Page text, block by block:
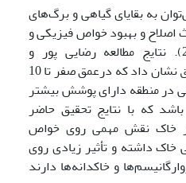
به بقایای گیاهی و برگ‌های
اصلاح و بهبود خواص فیزیکی و
بیولوژیکی خاک می‌شود (21). نتایج مطالعه رضایی پور و
همکاران (4) بر روی گیاه سماق نشان داد که درعمق صفر تا 10
در منطقه دارای پوشش بیشتر
که با نتایج تحقیق حاضر
خاک نقش مهمی روی خواص
خاک داشته و تأثیر زیادی روی
و خاکدانه‌ها دارند